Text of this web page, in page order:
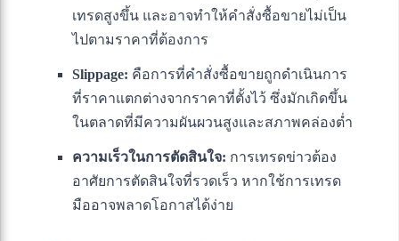
เทรดสูงขึ้น และอาจทำให้คำสั่งซื้อขายไม่เป็น
ไปตามราคาที่ต้องการ
Slippage: คือการที่คำสั่งซื้อขายถูกดำเนินการ
ที่ราคาแตกต่างจากราคาที่ตั้งไว้ ซึ่งมักเกิดขึ้น
ในตลาดที่มีความผันผวนสูงและสภาพคล่องต่ำ
ความเร็วในการตัดสินใจ: การเทรดข่าวต้อง
อาศัยการตัดสินใจที่รวดเร็ว หากใช้การเทรด
มืออาจพลาดโอกาสได้ง่าย